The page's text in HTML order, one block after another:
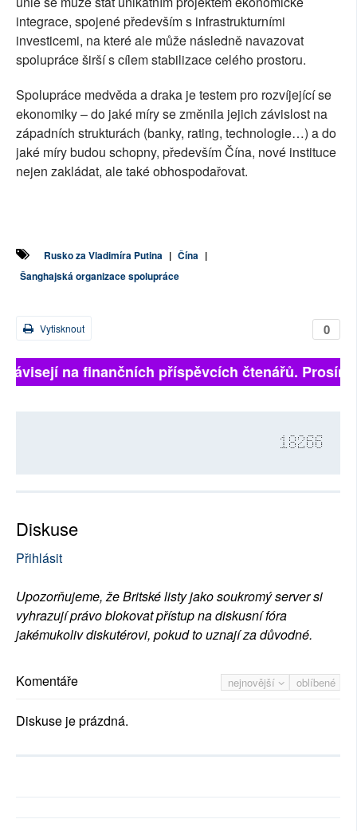
integrace, spojené především s infrastrukturními
investicemi, na které ale může následně navazovat
spolupráce širší s cílem stabilizace celého prostoru.
Spolupráce medvěda a draka je testem pro rozvíjející se
ekonomiky – do jaké míry se změnila jejich závislost na
západních strukturách (banky, rating, technologie…) a do
jaké míry budou schopny, především Čína, nové instituce
nejen zakládat, ale také obhospodařovat.
Rusko za Vladimíra Putina | Čína |
Šanghajská organizace spolupráce
0
Vytisknout
na finančních příspěvcích čtenářů.
18266
Diskuse
Přihlásit
Upozorňujeme, že Britské listy jako soukromý server si
vyhrazují právo blokovat přístup na diskusní fóra
jakémukoliv diskutérovi, pokud to uznají za důvodné.
nejnovější oblíbené
Komentáře
Diskuse je prázdná.